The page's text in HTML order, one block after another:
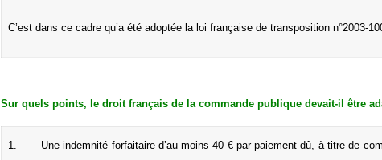
C’est dans ce cadre qu’a été adoptée la loi française de transposition n°2003-
Sur quels points, le droit français de la commande publique devait-il être
1. Une indemnité forfaitaire d’au moins 40 € par paiement dû, à titre de